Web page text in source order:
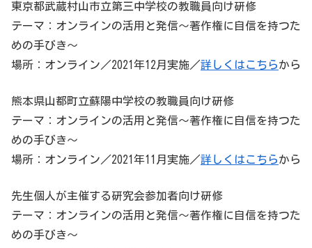
東京都武蔵村山市立第三中学校の教職員向け研修
テーマ：オンラインの活用と発信～著作権に自信を持つた
めの手びき～
場所：オンライン／2021年12月実施／詳しくはこちらから
熊本県山都町立蘇陽中学校の教職員向け研修
テーマ：オンラインの活用と発信～著作権に自信を持つた
めの手びき～
場所：オンライン／2021年11月実施／詳しくはこちらから
先生個人が主催する研究会参加者向け研修
テーマ：オンラインの活用と発信～著作権に自信を持つた
めの手びき～